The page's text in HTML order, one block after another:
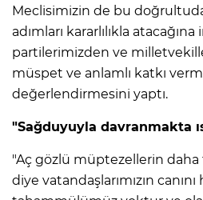
Meclisimizin de bu
adımları kararlılıkla
partilerimizden ve
müspet ve anlamlı katkı
değerlendirmesini yaptı.
"Sağduyuyla davranmakta
"Aç gözlü müptezellerin daha
diye vatandaşlarımızın canını